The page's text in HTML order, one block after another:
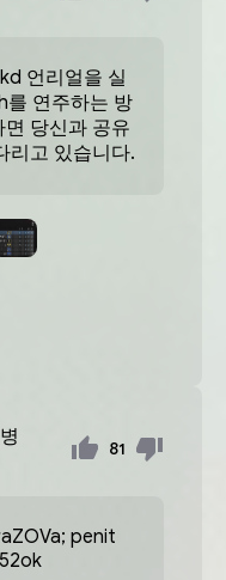
언리얼을 실
를 연주하는 방
당신과 공유
리고 있습니다.
81
penit